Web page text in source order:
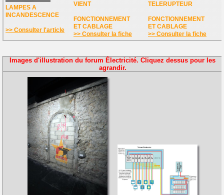
LAMPES A
INCANDESCENCE
>> Consulter l'article
VIENT
FONCTIONNEMENT
ET CABLAGE
>> Consulter la fiche
TELERUPTEUR
FONCTIONNEMENT
ET CABLAGE
>> Consulter la fiche
Images d'illustration du forum Électricité. Cliquez dessus pour les
agrandir.